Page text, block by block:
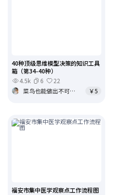
40种顶级思维模型决策的知识工具
箱（第34-40种）
4.5k
6
22
菜鸟也能做出不可思议的事
￥5
福安市集中医学观察点工作流程图